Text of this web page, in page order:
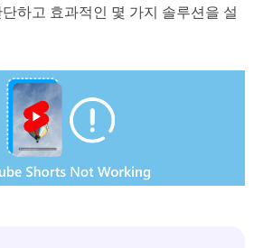
하고 효과적인 몇 가지 솔루션을 설